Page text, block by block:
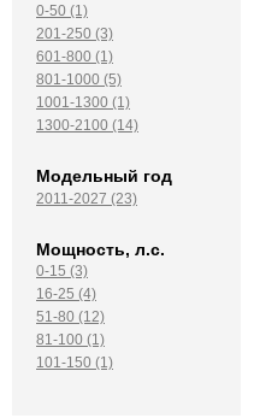
0-50 (1)
201-250 (3)
601-800 (1)
801-1000 (5)
1001-1300 (1)
1300-2100 (14)
Модельный год
2011-2027 (23)
Мощность, л.с.
0-15 (3)
16-25 (4)
51-80 (12)
81-100 (1)
101-150 (1)